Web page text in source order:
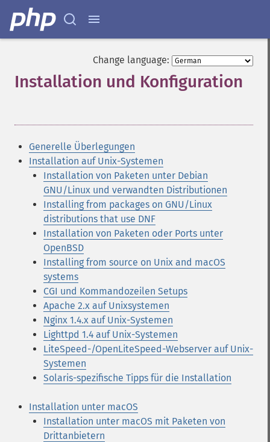
Change language:
Installation und Konfiguration
Generelle Überlegungen
Installation auf Unix-Systemen
Installation von Paketen unter Debian
GNU/Linux und verwandten Distributionen
Installing from packages on GNU/Linux
distributions that use DNF
Installation von Paketen oder Ports unter
OpenBSD
Installing from source on Unix and macOS
systems
CGI und Kommandozeilen Setups
Apache 2.x auf Unixsystemen
Nginx 1.4.x auf Unix-Systemen
Lighttpd 1.4 auf Unix-Systemen
LiteSpeed-/OpenLiteSpeed-Webserver auf Unix-
Systemen
Solaris-spezifische Tipps für die Installation
Installation unter macOS
Installation unter macOS mit Paketen von
Drittanbietern